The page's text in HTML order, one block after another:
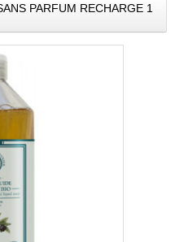
PARFUM RECHARGE 1